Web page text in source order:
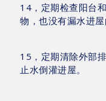
14，定期检查阳台
物，也没有漏水进屋
15，定期清除外部
止水倒灌进屋。